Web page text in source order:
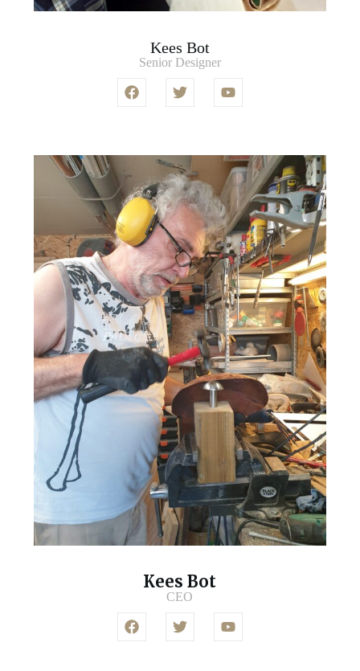
Kees Bot
Senior Designer
Kees Bot
CEO